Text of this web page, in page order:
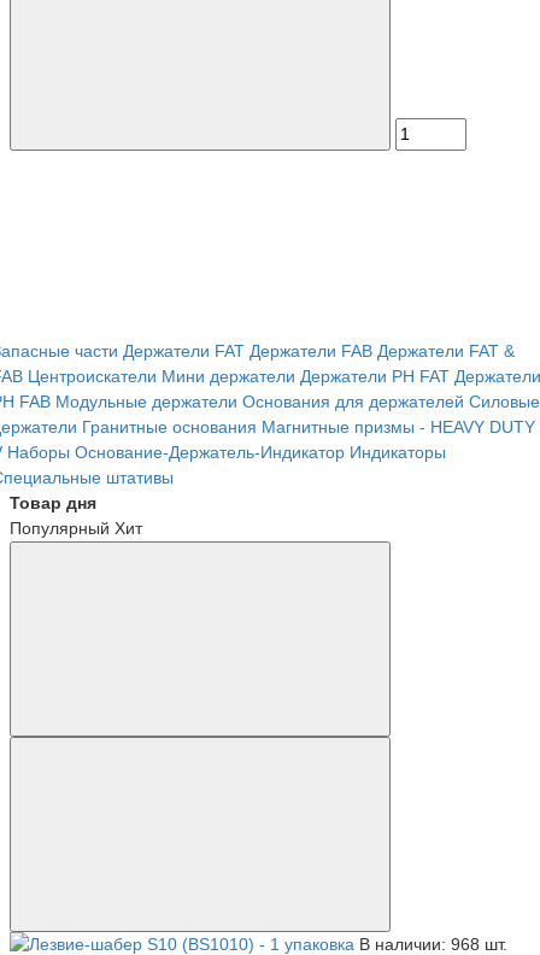
части Держатели FAT Держатели FAB Держатели FAT &
Центроискатели Мини держатели Держатели PH FAT Держатели
FAB Модульные держатели Основания для держателей Силовые
Гранитные основания Магнитные призмы - HEAVY DUTY
Наборы Основание-Держатель-Индикатор Индикаторы
штативы
Товар дня
Популярный Хит
В наличии: 968 шт.